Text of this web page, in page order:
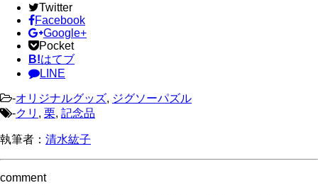
Twitter
Facebook
Google+
Pocket
B!はてブ
LINE
-オリジナルグッズ, ジグソーパズル
-クリ , 栗, 記念品
執筆者： 清水紘子
comment